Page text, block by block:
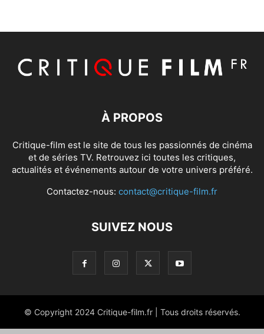
À PROPOS
Critique-film est le site de tous les passionnés de cinéma
et de séries TV. Retrouvez ici toutes les critiques,
actualités et événements autour de votre univers préféré.
Contactez-nous: contact@critique-film.fr
SUIVEZ NOUS
© Copyright 2024 Critique-film.fr | Tous droits réservés.